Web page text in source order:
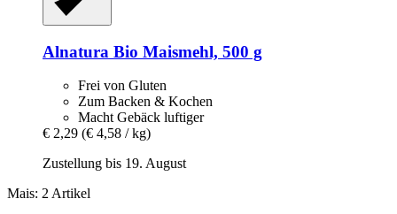
Alnatura Bio Maismehl, 500 g
Frei von Gluten
Zum Backen & Kochen
Macht Gebäck luftiger
€ 2,29 (€ 4,58 / kg)
Zustellung bis 19. August
Mais: 2 Artikel